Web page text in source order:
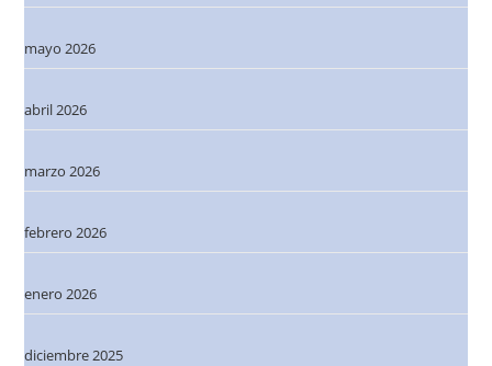
mayo 2026
abril 2026
marzo 2026
febrero 2026
enero 2026
diciembre 2025